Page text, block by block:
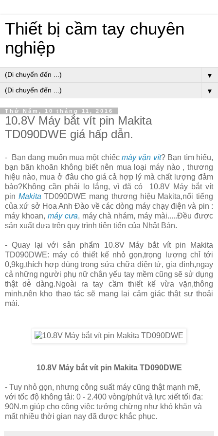
Thiết bị cầm tay chuyên
nghiệp
▼
▼
Thứ Năm, 10 tháng 11, 2016
10.8V Máy bắt vít pin Makita
TD090DWE giá hấp dẫn.
- Bạn đang muốn mua một chiếcmáy vặn vít? Bạn tìm hiểu,
bạn băn khoăn không biết nên mua loại máy nào , thương
hiệu nào, mua ở đâu cho giá cả hợp lý mà chất lượng đảm
bảo?Không cần phải lo lắng, vì đã có
10.8V Máy bắt vít
pin Makita TD090DWE mang thương hiệu Makita,nổi tiếng
của xứ sở Hoa Anh Đào về các dòng máy chạy điện và pin :
máy khoan, máy cưa, máy chà nhám, máy mài.....Đều được
sản xuất dựa trên quy trình tiên tiến của Nhật Bản.
- Quay lại với sản phẩm 10.8V Máy bắt vít pin Makita
TD090DWE: máy có thiết kế nhỏ gọn,trọng lượng chỉ tới
0,9kg,thích hợp dùng trong sửa chữa điện tử, gia đình,ngay
cả những người phụ nữ chân yếu tay mềm cũng sẽ sử dụng
thật dễ dàng.Ngoài ra tay cầm thiết kế vừa vặn,thông
minh,nên kho thao tác sẽ mang lại cảm giác thật sự thoải
mái.
10.8V Máy bắt vít pin Makita TD090DWE
- Tuy nhỏ gọn, nhưng công suất máy cũng thật mạnh mẽ,
với tốc độ không tải: 0 - 2.400 vòng/phút và lực xiết tối đa:
90N.m giúp cho công việc tưởng chừng như khó khăn và
mất nhiều thời gian nay đã được khắc phục.